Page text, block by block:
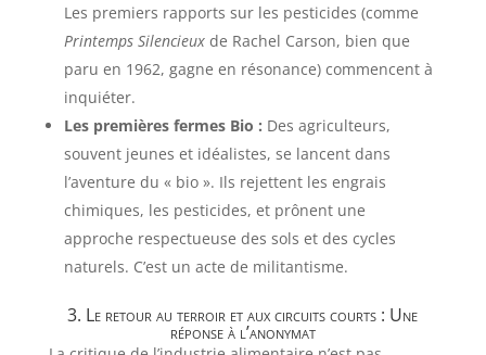
Les premiers rapports sur les pesticides (comme
Printemps Silencieuxde Rachel Carson, bien que
paru en 1962, gagne en résonance) commencent à
inquiéter.
Les premières fermes Bio : Des agriculteurs,
souvent jeunes et idéalistes, se lancent dans
l’aventure du « bio ». Ils rejettent les engrais
chimiques, les pesticides, et prônent une
approche respectueuse des sols et des cycles
naturels. C’est un acte de militantisme.
3. Le retour au terroir et aux circuits courts : Une
réponse à l’anonymat